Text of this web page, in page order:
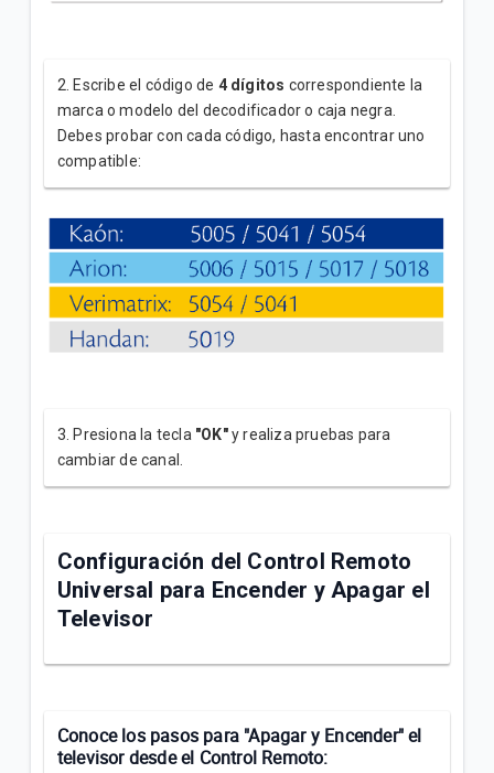
2. Escribe el código de 4 dígitos correspondiente la
marca o modelo del decodificador o caja negra.
Debes probar con cada código, hasta encontrar uno
compatible:
3. Presiona la tecla "OK"y realiza pruebas para
cambiar de canal.
Configuración del Control Remoto
Universal para Encender y Apagar el
Televisor
Conoce los pasos para "Apagar y Encender"el
televisor desde el Control Remoto: